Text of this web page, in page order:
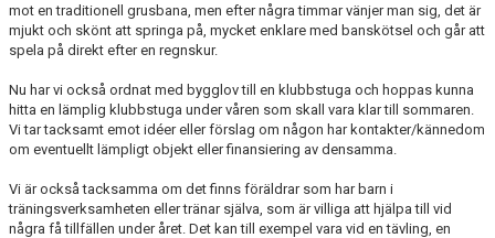
mot en traditionell grusbana, men efter några timmar vänjer man sig, det är
mjukt och skönt att springa på, mycket enklare med banskötsel och går att
spela på direkt efter en regnskur.
Nu har vi också ordnat med bygglov till en klubbstuga och hoppas kunna
hitta en lämplig klubbstuga under våren som skall vara klar till sommaren.
Vi tar tacksamt emot idéer eller förslag om någon har kontakter/kännedom
om eventuellt lämpligt objekt eller finansiering av densamma.
Vi är också tacksamma om det finns föräldrar som har barn i
träningsverksamheten eller tränar själva, som är villiga att hjälpa till vid
några få tillfällen under året. Det kan till exempel vara vid en tävling, en